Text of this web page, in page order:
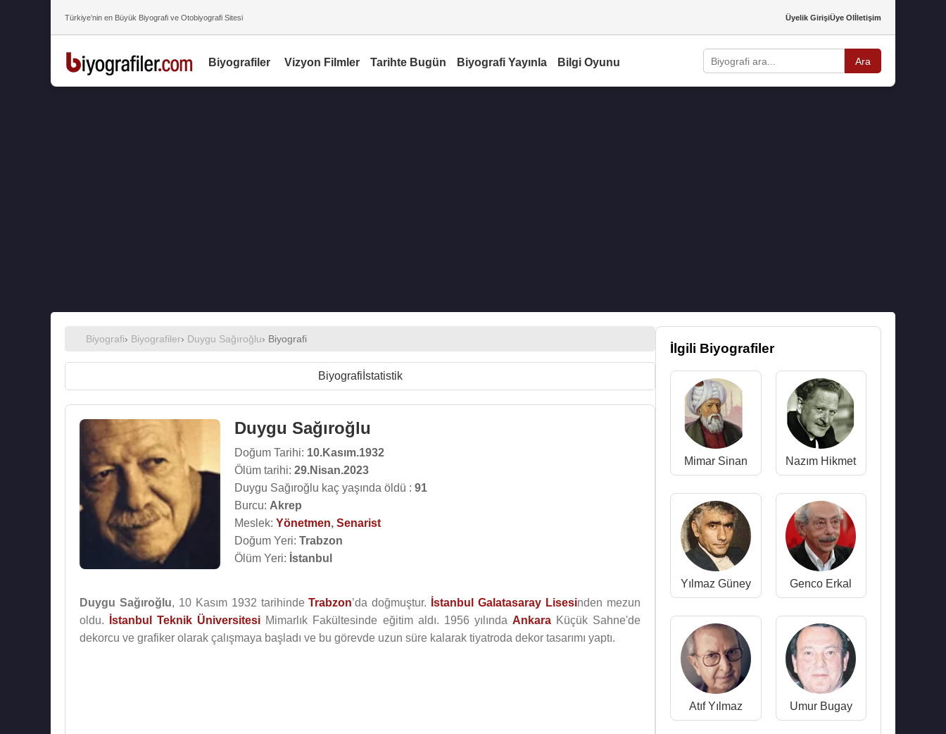
Türkiye’nin en Büyük Biyografi ve Otobiyografi Sitesi Üyelik GirişiÜye Olİletişim
Biyografiler Vizyon Filmler Tarihte Bugün Biyografi Yayınla Bilgi Oyunu Ara
Biyografi› Biyografiler› Duygu Sağıroğlu› Biyografi
Biyografi İstatistik
Duygu Sağıroğlu
Doğum Tarihi: 10.Kasım.1932
Ölüm tarihi: 29.Nisan.2023
Duygu Sağıroğlu kaç yaşında öldü : 91
Burcu: Akrep
Meslek: Yönetmen, Senarist
Doğum Yeri: Trabzon
Ölüm Yeri: İstanbul
Duygu Sağıroğlu, 10 Kasım 1932 tarihindeTrabzon’da doğmuştur. İstanbul Galatasaray Lisesinden mezun
oldu.
İstanbul Teknik Üniversitesi Mimarlık Fakültesinde eğitim aldı. 1956 yılında AnkaraKüçük Sahne'de
dekorcu ve grafiker olarak çalışmaya başladı ve bu görevde uzun süre kalarak tiyatroda dekor tasarımı yaptı.
İlgili Biyografiler
Mimar Sinan Nazım Hikmet
Yılmaz Güney Genco Erkal
Atıf Yılmaz Umur Bugay